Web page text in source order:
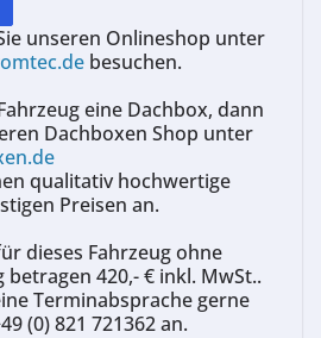
unseren Onlineshop unter
besuchen.
eine Dachbox, dann
Dachboxen Shop unter
qualitativ hochwertige
Preisen an.
dieses Fahrzeug ohne
420,- € inkl. MwSt..
Terminabsprache gerne
(0) 821 721362 an.